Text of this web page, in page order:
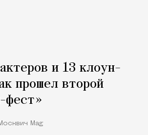
и 13 клоун-
прошел второй
фест»
Mag